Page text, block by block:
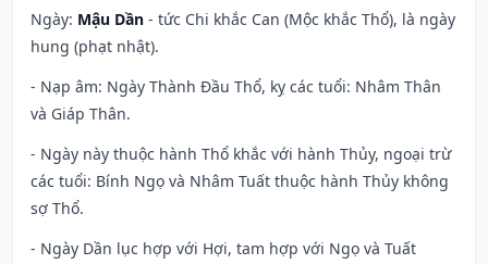
Ngày: Mậu Dần - tức Chi khắc Can (Mộc khắc Thổ), là ngày
hung (phạt nhật).
- Nạp âm: Ngày Thành Đầu Thổ, kỵ các tuổi: Nhâm Thân
và Giáp Thân.
- Ngày này thuộc hành Thổ khắc với hành Thủy, ngoại trừ
các tuổi: Bính Ngọ và Nhâm Tuất thuộc hành Thủy không
sợ Thổ.
- Ngày Dần lục hợp với Hợi, tam hợp với Ngọ và Tuất